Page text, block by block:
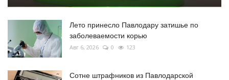
Лето принесло Павлодару затишье по
заболеваемости корью
Авг 6, 2026 0 123
Сотне штрафников из Павлодарской